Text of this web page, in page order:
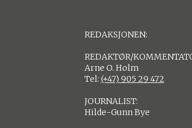
REDAKSJONEN:
REDAKTØR/
Arne O. Holm
Tel: (+47) 905 29 472
JOURNALIST:
Hilde-Gunn Bye